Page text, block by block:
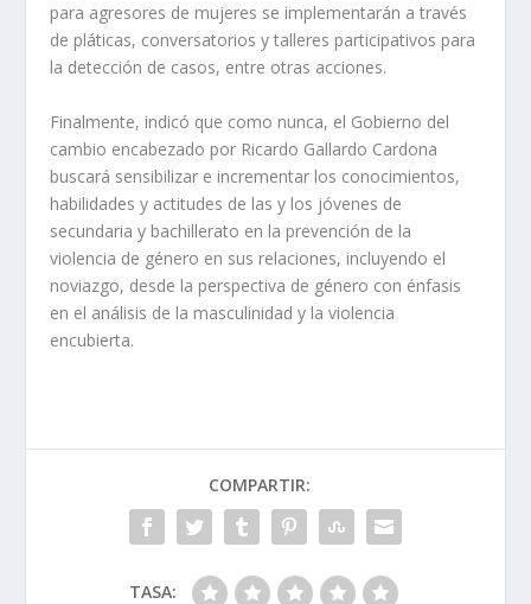
para agresores de mujeres se implementarán a través
de pláticas, conversatorios y talleres participativos para
la detección de casos, entre otras acciones.
Finalmente, indicó que como nunca, el Gobierno del
cambio encabezado por Ricardo Gallardo Cardona
buscará sensibilizar e incrementar los conocimientos,
habilidades y actitudes de las y los jóvenes de
secundaria y bachillerato en la prevención de la
violencia de género en sus relaciones, incluyendo el
noviazgo, desde la perspectiva de género con énfasis
en el análisis de la masculinidad y la violencia
encubierta.
COMPARTIR:
TASA: